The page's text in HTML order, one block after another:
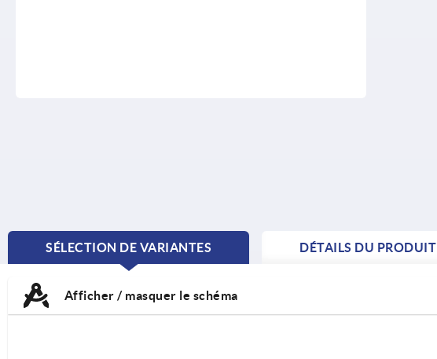
SÉLECTION DE VARIANTES
CURRENT
DÉTAILS DU PRODUIT
Afficher / masquer le schéma